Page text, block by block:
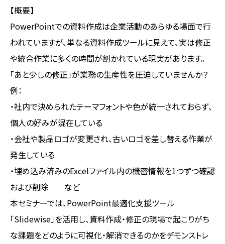
【概要】
PowerPointでの資料作成は企業活動のあらゆる場面で行
われていますが、単なる資料作成ツールに見えて、実は修正
や統合作業に多くの時間が割かれている現実があります。
「あと少しの修正」が業務の生産性を圧迫していませんか？
例：
・社内で決められたテーマフォントや色が統一されておらず、
個人の好みが混在している
・会社や製品ロゴが変更され、古いロゴを差し替える作業が
発生している
・埋め込み済みのExcelファイル内の機密情報を1つずつ確認
および削除 など
本セミナーでは、PowerPoint最適化支援ツール
「Slidewise」を活用し、資料作成・修正の現場で起こりがち
な課題をどのように可視化・解消できるのかをデモンストレ